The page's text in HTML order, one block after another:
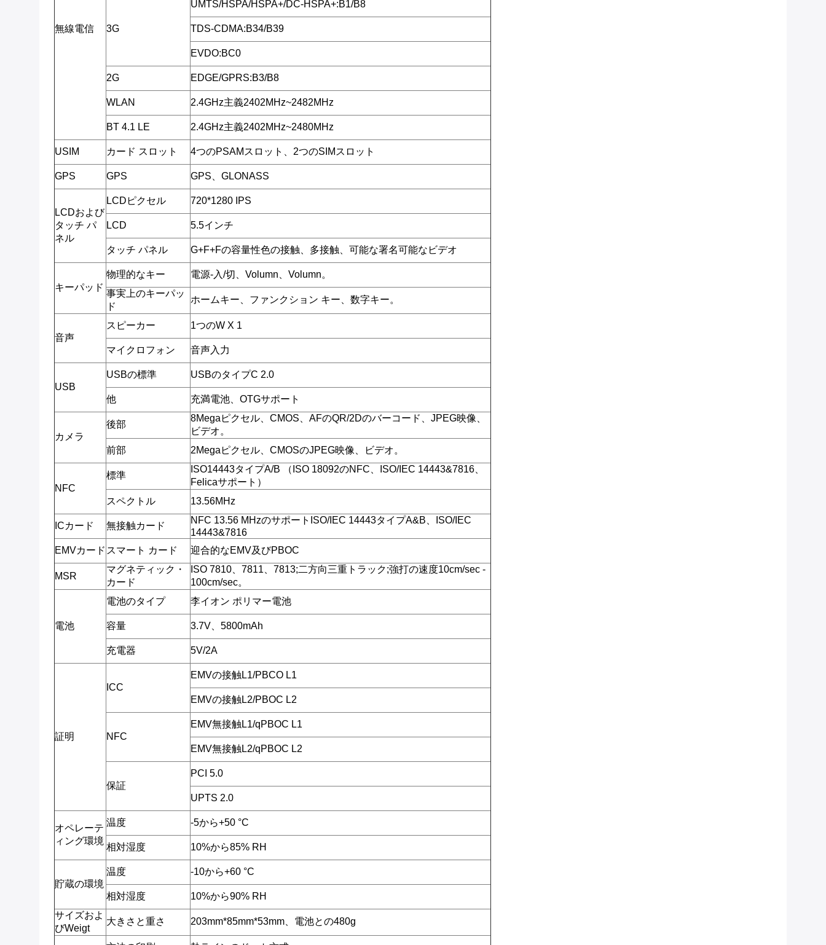
無線電信 3G
UMTS/HSPA/HSPA+/DC-HSPA+:B1/B8
TDS-CDMA:B34/B39
EVDO:BC0
2G EDGE/GPRS:B3/B8
WLAN 2.4GHz主義2402MHz~2482MHz
BT 4.1 LE 2.4GHz主義2402MHz~2480MHz
USIM カード スロット 4つのPSAMスロット、2つのSIMスロット
GPS GPS GPS、GLONASS
LCDおよび
タッチ パ
ネル
LCDピクセル 720*1280 IPS
LCD 5.5インチ
タッチ パネル G+F+Fの容量性色の接触、多接触、可能な署名可能なビデオ
キーパッド
物理的なキー
電源-入/切、Volumn、Volumn。
事実上のキーパッ
ド
ホームキー、ファンクション キー、数字キー。
音声
スピーカー 1つのW X 1
マイクロフォン 音声入力
USB
USBの標準 USBのタイプC 2.0
他 充満電池、OTGサポート
カメラ
後部
8Megaピクセル、CMOS、AFのQR/2Dのバーコード、JPEG映像、
ビデオ。
前部
2Megaピクセル、CMOSのJPEG映像、ビデオ。
NFC
標準
ISO14443タイプA/B （ISO 18092のNFC、ISO/IEC 14443&7816、
Felicaサポート）
スペクトル
13.56MHz
ICカード 無接触カード
NFC 13.56 MHzのサポートISO/IEC 14443タイプA&B、ISO/IEC
14443&7816
EMVカード スマート カード 迎合的なEMV及びPBOC
MSR
マグネティック・
カード
ISO 7810、7811、7813;二方向三重トラック;強打の速度10cm/sec -
100cm/sec。
電池
電池のタイプ 李イオン ポリマー電池
容量 3.7V、5800mAh
充電器 5V/2A
証明
ICC
EMVの接触L1/PBCO L1
EMVの接触L2/PBOC L2
NFC
EMV無接触L1/qPBOC L1
EMV無接触L2/qPBOC L2
保証
PCI 5.0
UPTS 2.0
オペレーテ
ィング環境
温度 -5から+50 °C
相対湿度 10%から85% RH
貯蔵の環境
温度 -10から+60 °C
相対湿度
10%から90% RH
サイズおよ
びWeigt
大きさと重さ 203mm*85mm*53mm、電池との480g